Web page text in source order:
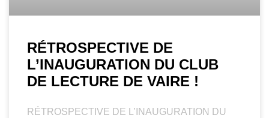
RÉTROSPECTIVE DE
L’INAUGURATION DU CLUB
DE LECTURE DE VAIRE !
RÉTROSPECTIVE DE L’INAUGURATION DU